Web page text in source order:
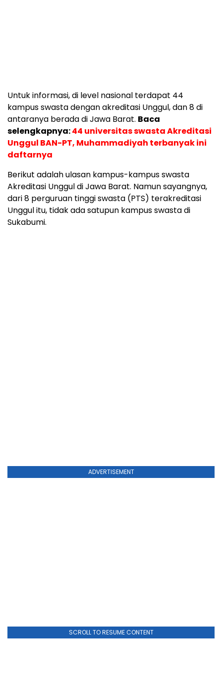
Untuk informasi, di level nasional terdapat 44
kampus swasta dengan akreditasi Unggul, dan 8 di
antaranya berada di Jawa Barat. Baca
selengkapnya:44 universitas swasta Akreditasi
Unggul BAN-PT, Muhammadiyah terbanyak ini
daftarnya
Berikut adalah ulasan kampus-kampus swasta
Akreditasi Unggul di Jawa Barat. Namun sayangnya,
dari 8 perguruan tinggi swasta (PTS) terakreditasi
Unggul itu, tidak ada satupun kampus swasta di
Sukabumi.
ADVERTISEMENT
SCROLL TO RESUME CONTENT